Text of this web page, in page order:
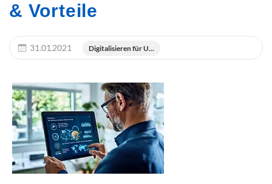
& Vorteile
31.01.2021 Digitalisieren für U...